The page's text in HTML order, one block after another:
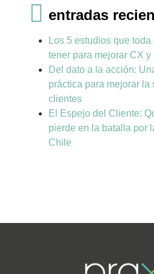
entradas
Los 5 estudios que
tener para mejorar CX y
Del dato a la acción:
práctica para mejorar la
clientes
El Espejo del Cliente:
pierde en la batalla por
Chile